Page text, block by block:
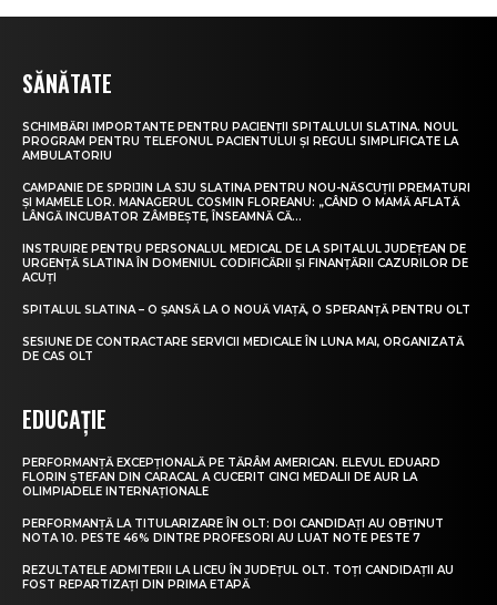
SĂNĂTATE
SCHIMBĂRI IMPORTANTE PENTRU PACIENȚII SPITALULUI SLATINA. NOUL
PROGRAM PENTRU TELEFONUL PACIENTULUI ȘI REGULI SIMPLIFICATE LA
AMBULATORIU
CAMPANIE DE SPRIJIN LA SJU SLATINA PENTRU NOU-NĂSCUȚII PREMATURI
ȘI MAMELE LOR. MANAGERUL COSMIN FLOREANU: „CÂND O MAMĂ AFLATĂ
LÂNGĂ INCUBATOR ZÂMBEȘTE, ÎNSEAMNĂ CĂ...
INSTRUIRE PENTRU PERSONALUL MEDICAL DE LA SPITALUL JUDEȚEAN DE
URGENȚĂ SLATINA ÎN DOMENIUL CODIFICĂRII ȘI FINANȚĂRII CAZURILOR DE
ACUȚI
SPITALUL SLATINA – O ȘANSĂ LA O NOUĂ VIAȚĂ, O SPERANȚĂ PENTRU OLT
SESIUNE DE CONTRACTARE SERVICII MEDICALE ÎN LUNA MAI, ORGANIZATĂ
DE CAS OLT
EDUCAȚIE
PERFORMANȚĂ EXCEPȚIONALĂ PE TĂRÂM AMERICAN. ELEVUL EDUARD
FLORIN ȘTEFAN DIN CARACAL A CUCERIT CINCI MEDALII DE AUR LA
OLIMPIADELE INTERNAȚIONALE
PERFORMANȚĂ LA TITULARIZARE ÎN OLT: DOI CANDIDAȚI AU OBȚINUT
NOTA 10. PESTE 46% DINTRE PROFESORI AU LUAT NOTE PESTE 7
REZULTATELE ADMITERII LA LICEU ÎN JUDEȚUL OLT. TOȚI CANDIDAȚII AU
FOST REPARTIZAȚI DIN PRIMA ETAPĂ